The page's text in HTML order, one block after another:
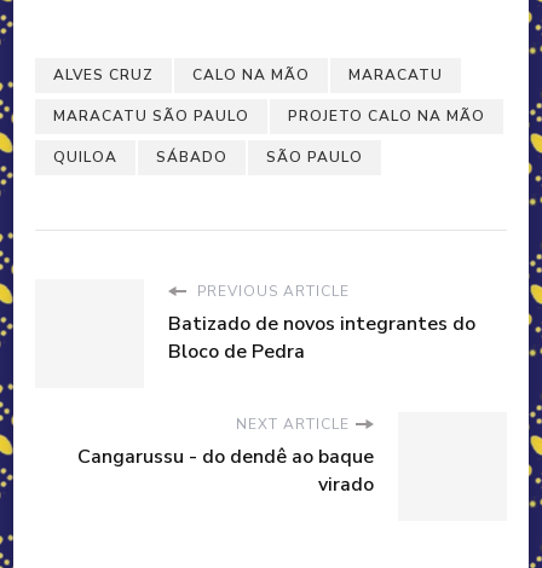
ALVES CRUZ CALO NA MÃO MARACATU
MARACATU SÃO PAULO PROJETO CALO NA MÃO
QUILOA SÁBADO SÃO PAULO
PREVIOUS ARTICLE
Batizado de novos integrantes do
Bloco de Pedra
NEXT ARTICLE
Cangarussu - do dendê ao baque
virado